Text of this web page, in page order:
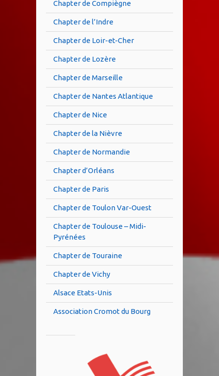
Chapter de Compiègne
Chapter de l’Indre
Chapter de Loir-et-Cher
Chapter de Lozère
Chapter de Marseille
Chapter de Nantes Atlantique
Chapter de Nice
Chapter de la Nièvre
Chapter de Normandie
Chapter d’Orléans
Chapter de Paris
Chapter de Toulon Var-Ouest
Chapter de Toulouse – Midi-
Pyrénées
Chapter de Touraine
Chapter de Vichy
Alsace Etats-Unis
Association Cromot du Bourg